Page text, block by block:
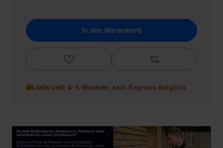
In den Warenkorb
Lieferzeit: 4-5 Wochen, kein Express möglich